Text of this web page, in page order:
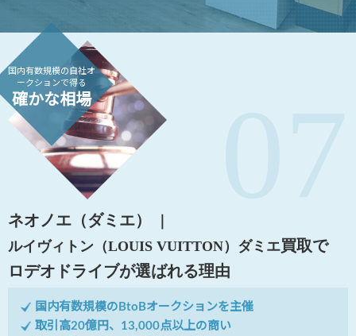
国内有数規模の自社オ
ークションで得る
確かな相場
ネオノエ（ダミエ）
ルイヴィトン（LOUIS VUITTON） ダミエ買取で
ロデオドライブが選ばれる理由
国内有数規模のBtoBオークションを主催
取引高20億円、13,000点以上の商い